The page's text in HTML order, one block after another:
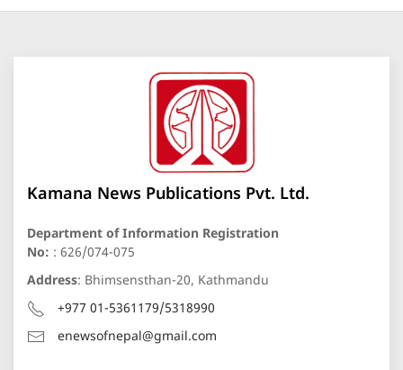
Kamana News Publications Pvt. Ltd.
Department of Information Registration
No: : 626/074-075
Address: Bhimsensthan-20, Kathmandu
+977 01-5361179/5318990
enewsofnepal@gmail.com